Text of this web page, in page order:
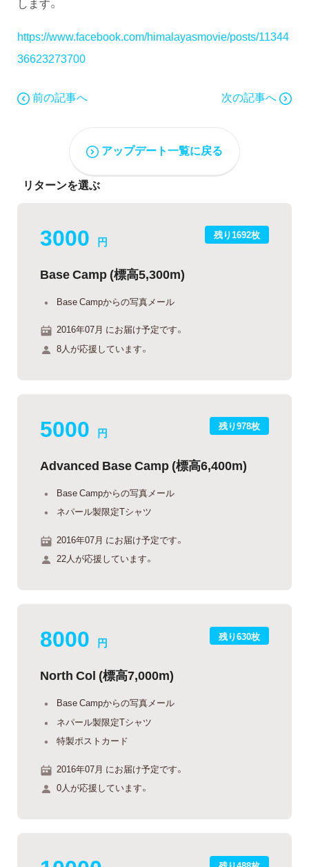
https://www.facebook.com/himalayasmovie/posts/11344
36623273700
前の記事へ 次の記事へ
アップデート一覧に戻る
リターンを選ぶ
残り1692枚
3000 円
Base Camp (標高5,300m)
Base Campからの写真メール
2016年07月 にお届け予定です。
8人が応援しています。
残り978枚
5000 円
Advanced Base Camp (標高6,400m)
Base Campからの写真メール
ネパール製限定Tシャツ
2016年07月 にお届け予定です。
22人が応援しています。
残り630枚
8000 円
North Col (標高7,000m)
Base Campからの写真メール
ネパール製限定Tシャツ
特製ポストカード
2016年07月 にお届け予定です。
0人が応援しています。